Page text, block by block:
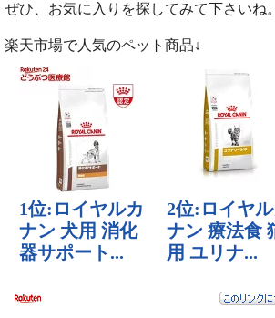
ぜひ、お気に入りを探してみて下さいね。
楽天市場で人気のペット商品↓